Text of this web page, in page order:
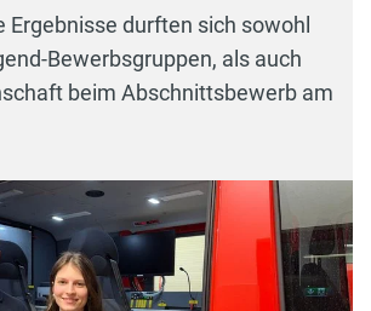
Ergebnisse durften sich sowohl
Bewerbsgruppen, als auch
beim Abschnittsbewerb am